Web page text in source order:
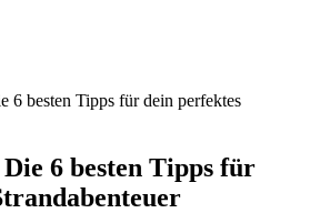
6 besten Tipps für dein perfektes
6 besten Tipps für